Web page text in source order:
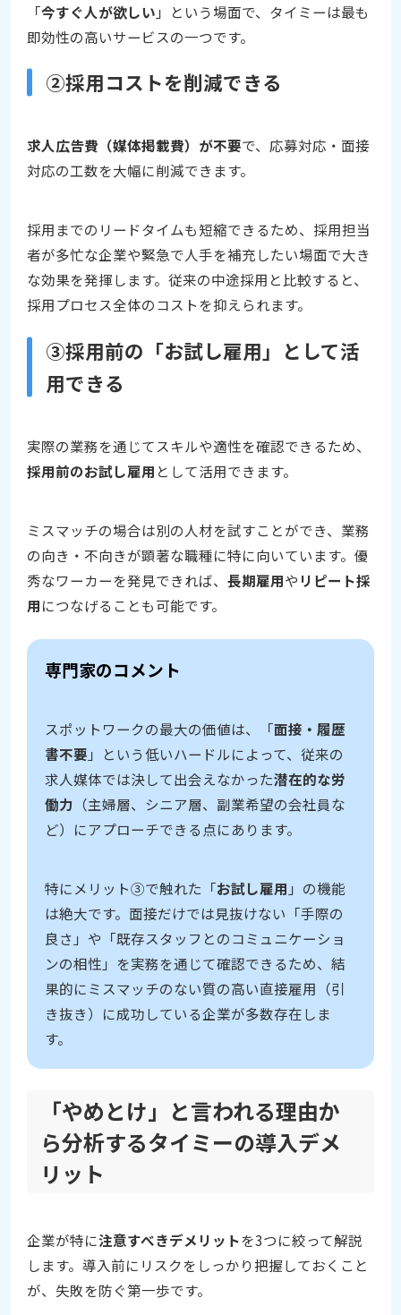
「今すぐ人が欲しい 」という場面で、タイミーは最も
即効性の高いサービスの一つです。
②採用コストを削減できる
求人広告費（媒体掲載費）が不要で、応募対応・面接
対応の工数を大幅に削減できます。
採用までのリードタイムも短縮できるため、採用担当
者が多忙な企業や緊急で人手を補充したい場面で大き
な効果を発揮します。従来の中途採用と比較すると、
採用プロセス全体のコストを抑えられます。
③採用前の「お試し雇用」として活
用できる
実際の業務を通じてスキルや適性を確認できるため、
採用前のお試し雇用 として活用できます。
ミスマッチの場合は別の人材を試すことができ、業務
の向き・不向きが顕著な職種に特に向いています。優
秀なワーカーを発見できれば、長期雇用や リピート採
用につなげることも可能です。
専門家のコメント
スポットワークの最大の価値は、「面接・履歴
書不要 」という低いハードルによって、従来の
求人媒体では決して出会えなかった潜在的な労
働力 （主婦層、シニア層、副業希望の会社員な
ど）にアプローチできる点にあります。
特にメリット③で触れた「お試し雇用 」の機能
は絶大です。面接だけでは見抜けない「手際の
良さ」や「既存スタッフとのコミュニケーショ
ンの相性」を実務を通じて確認できるため、結
果的にミスマッチのない質の高い直接雇用（引
き抜き）に成功している企業が多数存在しま
す。
「やめとけ」と言われる理由か
ら分析するタイミーの導入デメ
リット
企業が特に注意すべきデメリットを3つに絞って解説
します。導入前にリスクをしっかり把握しておくこと
が、失敗を防ぐ第一歩です。